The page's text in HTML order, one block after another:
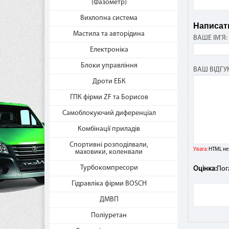
(Фазометр)
Вихлопна система
Мастила та авторідина
Електроніка
Блоки управління
Дроти ЕБК
ГПК фірми ZF та Борисов
Самоблокуючий диференціал
Комбінації приладів
Спортивні розподілвали,
маховики, коленвали
Турбокомпресори
Гідравліка фірми BOSCH
ДМВП
Поліуретан
ВАШЕ ІМ'Я:
ВАШ
Увага: HTML
Оцінка: